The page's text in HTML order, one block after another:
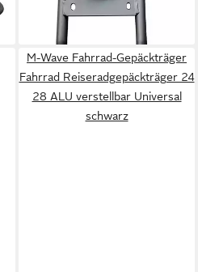
69,90 €
lieferbar - in 3-4 Werktagen bei dir
M-Wave Fahrrad-Gepäckträger
Fahrrad Reiseradgepäckträger 24
28 ALU verstellbar Universal
schwarz